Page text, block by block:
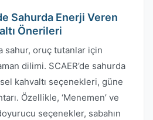
Sahurda Enerji Veren
Önerileri
sahur, oruç tutanlar için
dilimi. SCAER’de sahurda
kahvaltı seçenekleri, güne
Özellikle, ‘Menemen’ ve
seçenekler, sabahın